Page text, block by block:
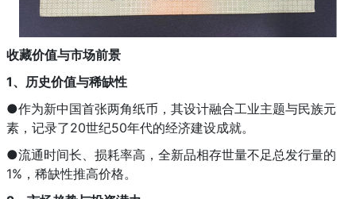
收藏价值与市场前景
1、历史价值与稀缺性
●作为新中国首张两角纸币，其设计融合工业主题与民族元
素，记录了20世纪50年代的经济建设成就。
●流通时间长、损耗率高，全新品相存世量不足总发行量的
1%，稀缺性推高价格。